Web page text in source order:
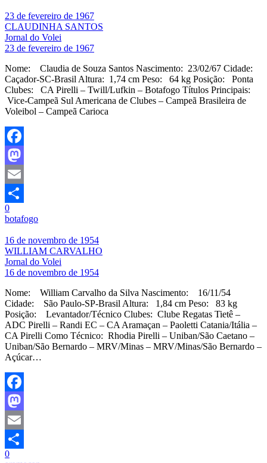
23 de fevereiro de 1967
CLAUDINHA SANTOS
Jornal do Volei
23 de fevereiro de 1967
Nome: Claudia de Souza Santos Nascimento: 23/02/67 Cidade:
Caçador-SC-Brasil Altura: 1,74 cm Peso: 64 kg Posição: Ponta
Clubes: CA Pirelli – Twill/Lufkin – Botafogo Títulos Principais:
Vice-Campeã Sul Americana de Clubes – Campeã Brasileira de
Voleibol – Campeã Carioca
Facebook
Mastodon
Email
Share
0
botafogo
16 de novembro de 1954
WILLIAM CARVALHO
Jornal do Volei
16 de novembro de 1954
Nome: William Carvalho da Silva Nascimento: 16/11/54
Cidade: São Paulo-SP-Brasil Altura: 1,84 cm Peso: 83 kg
Posição: Levantador/Técnico Clubes: Clube Regatas Tietê –
ADC Pirelli – Randi EC – CA Aramaçan – Paoletti Catania/Itália –
CA Pirelli Como Técnico: Rhodia Pirelli – Uniban/São Caetano –
Uniban/São Bernardo – MRV/Minas – MRV/Minas/São Bernardo –
Açúcar…
Facebook
Mastodon
Email
Share
0